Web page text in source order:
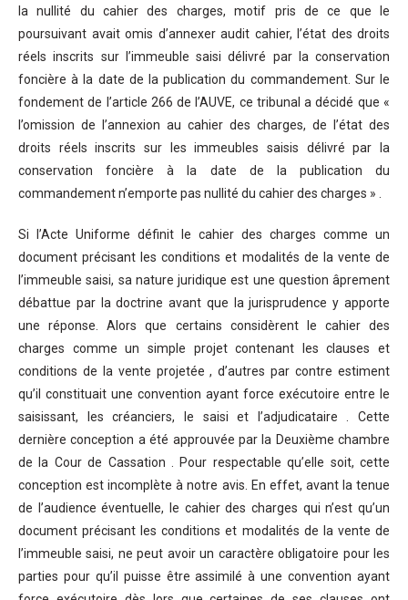
la nullité du cahier des charges, motif pris de ce que le
poursuivant avait omis d’annexer audit cahier, l’état des droits
réels inscrits sur l’immeuble saisi délivré par la conservation
foncière à la date de la publication du commandement. Sur le
fondement de l’article 266 de l’AUVE, ce tribunal a décidé que «
l’omission de l’annexion au cahier des charges, de l’état des
droits réels inscrits sur les immeubles saisis délivré par la
conservation foncière à la date de la publication du
commandement n’emporte pas nullité du cahier des charges » .
Si l’Acte Uniforme définit le cahier des charges comme un
document précisant les conditions et modalités de la vente de
l’immeuble saisi, sa nature juridique est une question âprement
débattue par la doctrine avant que la jurisprudence y apporte
une réponse. Alors que certains considèrent le cahier des
charges comme un simple projet contenant les clauses et
conditions de la vente projetée , d’autres par contre estiment
qu’il constituait une convention ayant force exécutoire entre le
saisissant, les créanciers, le saisi et l’adjudicataire . Cette
dernière conception a été approuvée par la Deuxième chambre
de la Cour de Cassation . Pour respectable qu’elle soit, cette
conception est incomplète à notre avis. En effet, avant la tenue
de l’audience éventuelle, le cahier des charges qui n’est qu’un
document précisant les conditions et modalités de la vente de
l’immeuble saisi, ne peut avoir un caractère obligatoire pour les
parties pour qu’il puisse être assimilé à une convention ayant